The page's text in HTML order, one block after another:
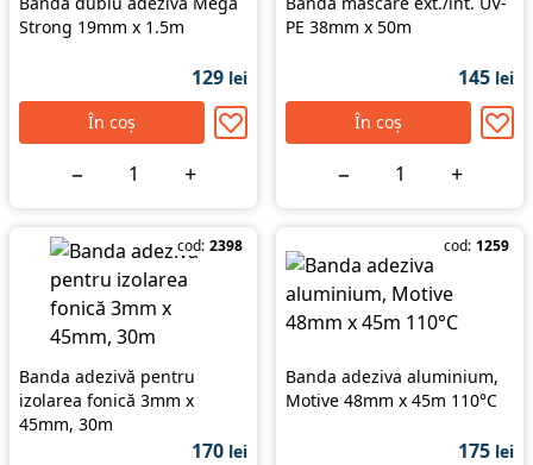
Strong 19mm x 1.5m
129 lei
În coș
− +
PE 38mm x 50m
145 lei
În coș
− +
cod: 2398
Banda adezivă pentru
izolarea fonică 3mm x
45mm, 30m
170 lei
cod: 1259
Banda adeziva aluminium,
Motive 48mm x 45m 110°C
175 lei